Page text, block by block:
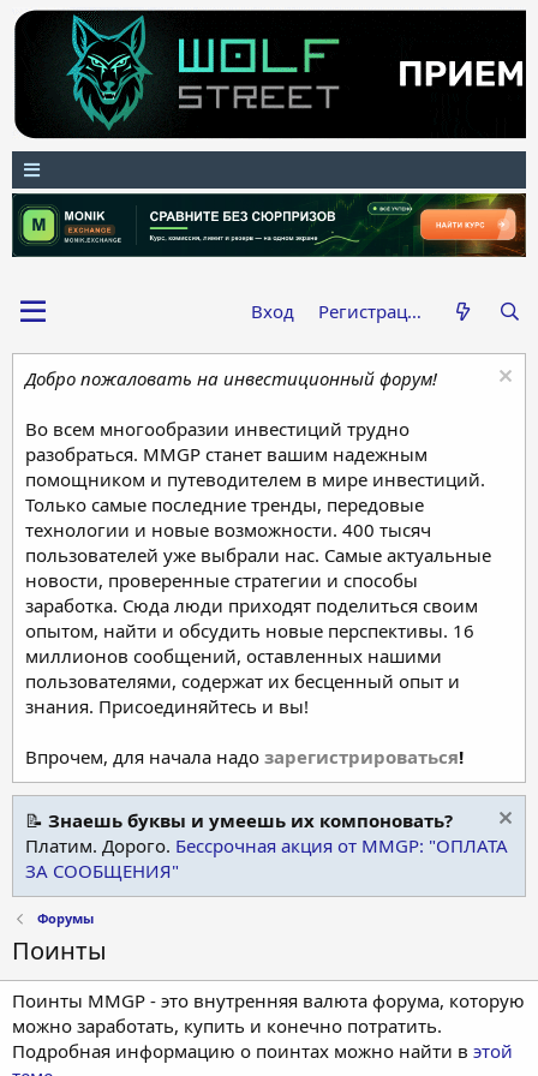
Вход Регистрация
Добро пожаловать на инвестиционный форум!
Во всем многообразии инвестиций трудно
разобраться. MMGP станет вашим надежным
помощником и путеводителем в мире инвестиций.
Только самые последние тренды, передовые
технологии и новые возможности. 400 тысяч
пользователей уже выбрали нас. Самые актуальные
новости, проверенные стратегии и способы
заработка. Сюда люди приходят поделиться своим
опытом, найти и обсудить новые перспективы. 16
миллионов сообщений, оставленных нашими
пользователями, содержат их бесценный опыт и
знания. Присоединяйтесь и вы!
Впрочем, для начала надо зарегистрироваться!
📝 Знаешь буквы и умеешь их компоновать?
Платим. Дорого. Бессрочная акция от MMGP: "ОПЛАТА
ЗА СООБЩЕНИЯ"
Форумы
Поинты
Поинты MMGP - это внутренняя валюта форума, которую
можно заработать, купить и конечно потратить.
Подробная информацию о поинтах можно найти в этой